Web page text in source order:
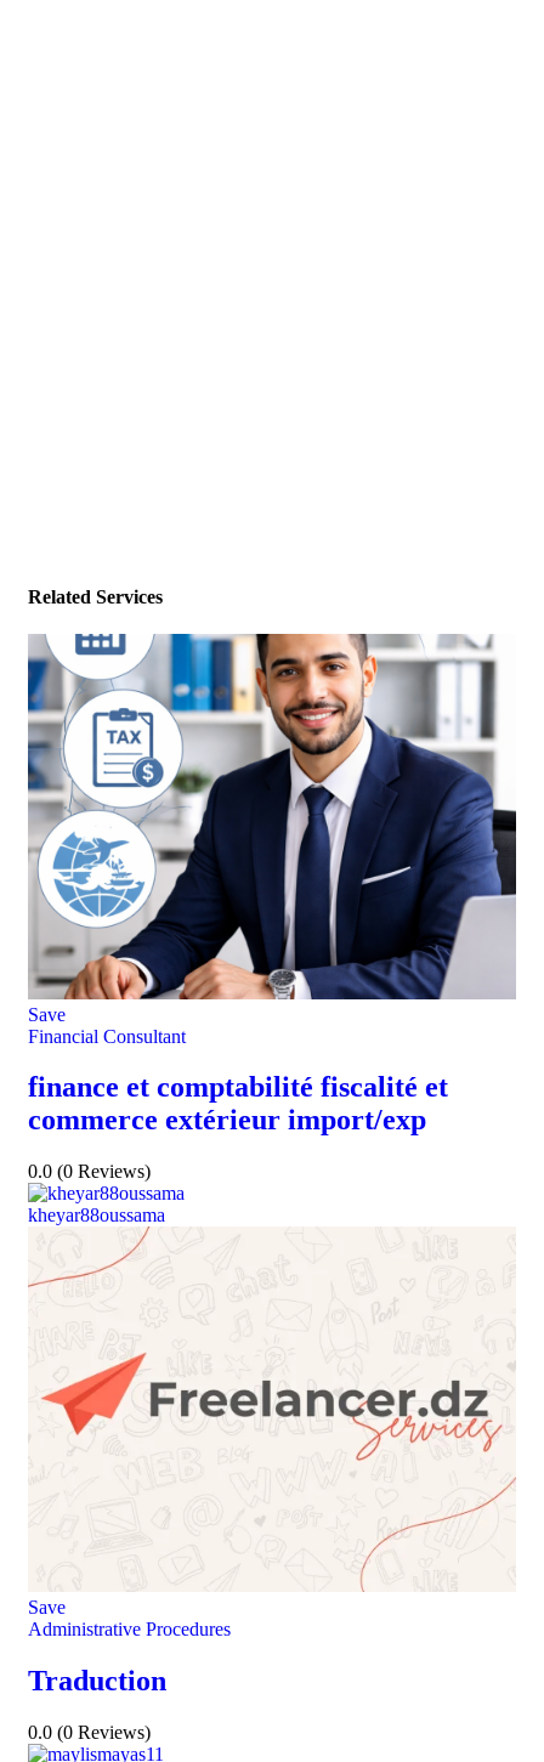
Related Services
Save
Financial Consultant
finance et comptabilité fiscalité et
commerce extérieur import/exp
0.0 (0 Reviews)
kheyar88oussama
Save
Administrative Procedures
Traduction
0.0 (0 Reviews)